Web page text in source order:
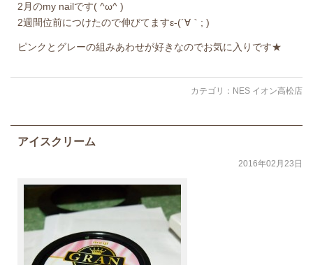
2月のmy nailです( ^ω^ )
2週間位前につけたので伸びてますε-(´∀｀; )
ピンクとグレーの組みあわせが好きなのでお気に入りです★
カテゴリ： NES イオン高松店
アイスクリーム
2016年02月23日